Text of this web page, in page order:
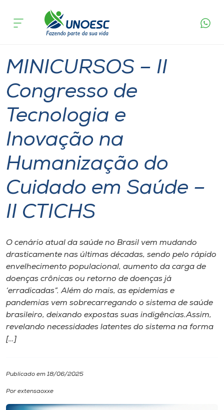
Cursos
Pesquisa
Atendimento ao Estudante
Portal de Ensino
Unoesc
Internacionalização
I.nova
Diplomados
Cultura
CPA
Editora
acontece
– II CTICHS
MINICURSOS – II
Congresso de
Tecnologia e
Inovação na
Humanização do
Cuidado em Saúde –
II CTICHS
O cenário atual da saúde no Brasil vem mudando
drasticamente nas últimas décadas, sendo pelo rápido
envelhecimento populacional, aumento da carga de
doenças crônicas ou retorno de doenças já
‘erradicadas”. Além do mais, as epidemias e
pandemias vem sobrecarregando o sistema de saúde
brasileiro, deixando expostas suas indigências.Assim,
revelando necessidades latentes do sistema na forma
[…]
Publicado em 18/06/2025
Por extensaoxxe